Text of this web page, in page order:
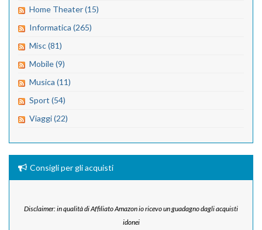
Home Theater (15)
Informatica (265)
Misc (81)
Mobile (9)
Musica (11)
Sport (54)
Viaggi (22)
Consigli per gli acquisti
Disclaimer: in qualità di Affiliato Amazon io ricevo un guadagno dagli acquisti
idonei